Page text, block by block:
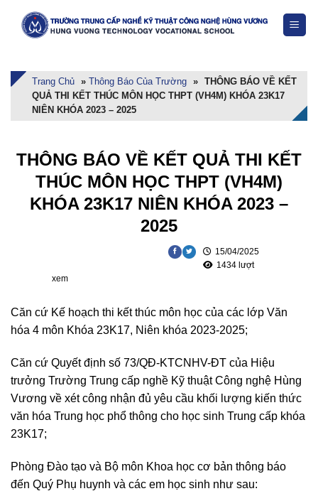
Trang Chủ » Thông Báo Của Trường » THÔNG BÁO VỀ KẾT
QUẢ THI KẾT THÚC MÔN HỌC THPT (VH4M) KHÓA 23K17
NIÊN KHÓA 2023 – 2025
THÔNG BÁO VỀ KẾT QUẢ THI KẾT
THÚC MÔN HỌC THPT (VH4M)
KHÓA 23K17 NIÊN KHÓA 2023 –
2025
15/04/2025
1434 lượt
xem
Căn cứ Kế hoạch thi kết thúc môn học của các lớp Văn
hóa 4 môn Khóa 23K17, Niên khóa 2023-2025;
Căn cứ Quyết định số 73/QĐ-KTCNHV-ĐT của Hiệu
trưởng Trường Trung cấp nghề Kỹ thuật Công nghệ Hùng
Vương về xét công nhận đủ yêu cầu khối lượng kiến thức
văn hóa Trung học phổ thông cho học sinh Trung cấp khóa
23K17;
Phòng Đào tạo và Bộ môn Khoa học cơ bản thông báo
đến Quý Phụ huynh và các em học sinh như sau: